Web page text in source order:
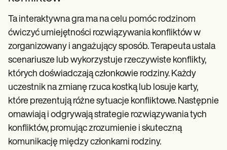
Ta interaktywna gra ma na celu pomóc rodzinom
ćwiczyć umiejętności rozwiązywania konfliktów w
zorganizowany i angażujący sposób. Terapeuta ustala
scenariusze lub wykorzystuje rzeczywiste konflikty,
których doświadczają członkowie rodziny. Każdy
uczestnik na zmianę rzuca kostką lub losuje karty,
które prezentują różne sytuacje konfliktowe. Następnie
omawiają i odgrywają strategie rozwiązywania tych
konfliktów, promując zrozumienie i skuteczną
komunikację między członkami rodziny.